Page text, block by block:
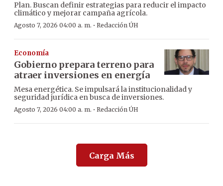
Plan. Buscan definir estrategias para reducir el impacto
climático y mejorar campaña agrícola.
Agosto 7, 2026 04:00 a. m. · Redacción ÚH
Economía
Gobierno prepara terreno para
atraer inversiones en energía
Mesa energética. Se impulsará la institucionalidad y
seguridad jurídica en busca de inversiones.
Agosto 7, 2026 04:00 a. m. · Redacción ÚH
Carga Más